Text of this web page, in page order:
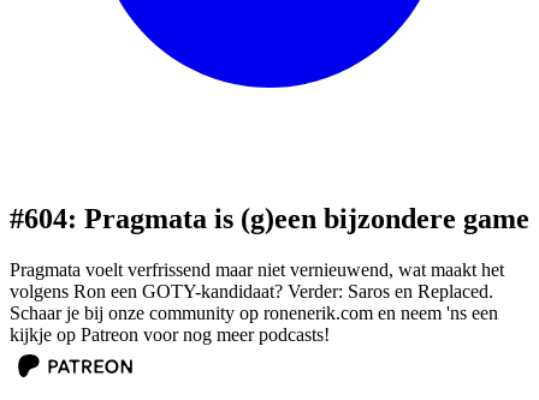
#604: Pragmata is (g)een bijzondere game
Pragmata voelt verfrissend maar niet vernieuwend, wat maakt het
volgens Ron een GOTY-kandidaat? Verder: Saros en Replaced.
Schaar je bij onze community op ronenerik.com en neem 'ns een
kijkje op Patreon voor nog meer podcasts!